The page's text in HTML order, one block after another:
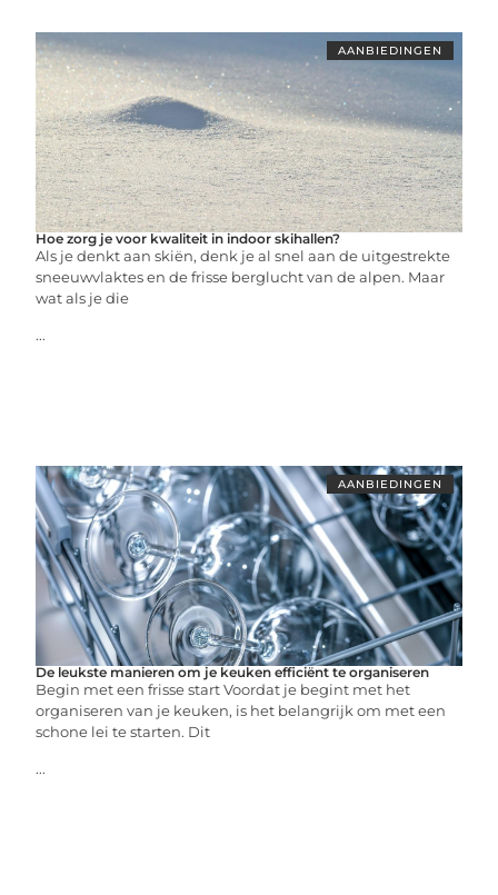
AANBIEDINGEN
Hoe zorg je voor kwaliteit in indoor skihallen?
Als je denkt aan skiën, denk je al snel aan de uitgestrekte
sneeuwvlaktes en de frisse berglucht van de alpen. Maar
wat als je die
...
AANBIEDINGEN
De leukste manieren om je keuken efficiënt te organiseren
Begin met een frisse start Voordat je begint met het
organiseren van je keuken, is het belangrijk om met een
schone lei te starten. Dit
...